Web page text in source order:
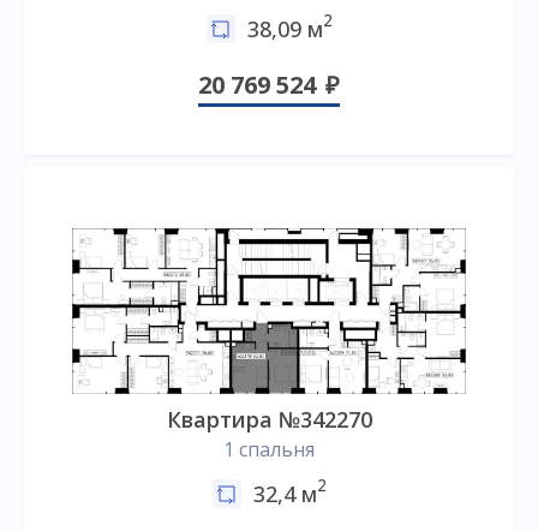
38,09 м2
20 769 524
Квартира №342270
1 спальня
32,4 м2